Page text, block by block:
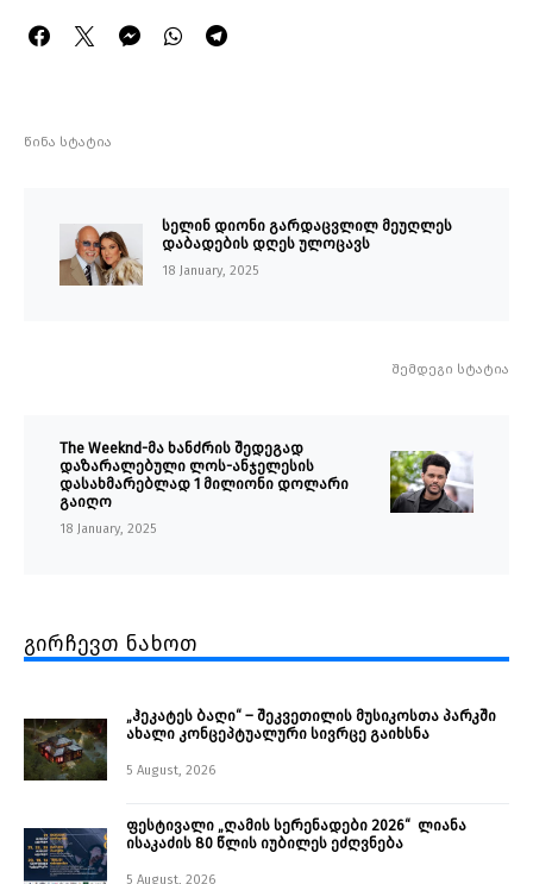
წინა სტატია
სელინ დიონი გარდაცვლილ მეუღლეს
დაბადების დღეს ულოცავს
18 January, 2025
შემდეგი სტატია
The Weeknd-მა ხანძრის შედეგად
დაზარალებული ლოს-ანჯელესის
დასახმარებლად 1 მილიონი დოლარი
გაიღო
18 January, 2025
გირჩევთ ნახოთ
„ჰეკატეს ბაღი“ – შეკვეთილის მუსიკოსთა პარკში
ახალი კონცეპტუალური სივრცე გაიხსნა ￼
5 August, 2026
ფესტივალი „ღამის სერენადები 2026“ ლიანა
ისაკაძის 80 წლის იუბილეს ეძღვნება
5 August, 2026